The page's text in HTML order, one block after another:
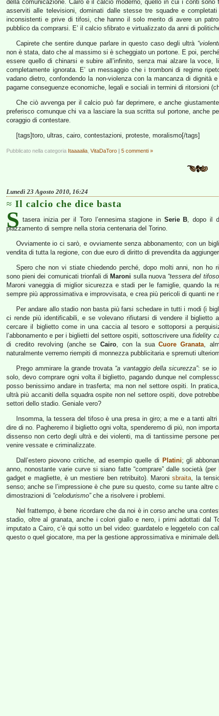
della comunicazione. Cairo è il calcio moderno, quello in cui i conti
asserviti alle televisioni, dominati dalle stesse tre squadre e
inconsistenti e prive di tifosi, che hanno il solo merito di avere un
pubblico da comprarsi. E’ il calcio sfibrato e virtualizzato da anni di
Capirete che sentire dunque parlare in questo caso degli ultrà
non è stata, dato che al massimo si è scheggiato un portone. E poi,
essere quello di chinarsi e subire all’infinito, senza mai alzare la
completamente ignorata. E’ un messaggio che i tromboni di regime
vadano dietro, confondendo la non-violenza con la mancanza di dignità
pagarne conseguenze economiche, legali e sociali in termini di ritorsioni
Che ciò avvenga per il calcio può far deprimere, e anche
preferisco comunque chi va a lasciare la sua scritta sul portone, anche
coraggio di contestare.
[tags]toro, ultras, cairo, contestazioni, proteste, moralismo[/tags]
Pubblicato nella categoria Itaaaalia VitaDaToro | 5 commenti »
Lunedì 23 Agosto 2010, 16:24
Il calcio che dice basta
S tasera inizia per il Toro l’ennesima stagione in Serie B, dopo il
piazzamento di sempre nella storia centenaria del Torino.
Ovviamente io ci sarò, e ovviamente senza abbonamento; con un
vendita di tutta la regione, con due euro di diritto di prevendita da
Spero che non vi stiate chiedendo perché, dopo molti anni, non ho
sono pieni dei comunicati trionfali di Maroni sulla nuova “tessera del
Maroni vaneggia di miglior sicurezza e stadi per le famiglie, quando la
sempre più approssimativa e improvvisata, e crea più pericoli di quanti ne
Per andare allo stadio non basta più farsi schedare in tutti i modi (i
ci rende più identificabili, e se volevano rifiutarsi di vendere il biglietto
cercare il biglietto come in una caccia al tesoro e sottoporsi a
l’abbonamento e per i biglietti del settore ospiti, sottoscrivere unafidelity
di credito revolving (anche se Cairo, con la suaCuore Granata,
naturalmente verremo riempiti di monnezza pubblicitaria e spremuti
Prego ammirare la grande trovata “a vantaggio della sicurezza”: se io
solo, devo comprare ogni volta il biglietto, pagando dunque nel
posso benissimo andare in trasferta; ma non nel settore ospiti. In
ultrà più accaniti della squadra ospite non nel settore ospiti, dove
settori dello stadio. Geniale vero?
Insomma, la tessera del tifoso è una presa in giro; a me e a tanti
dire di no. Pagheremo il biglietto ogni volta, spenderemo di più, non
dissenso non certo degli ultrà e dei violenti, ma di tantissime persone
venire vessate e criminalizzate.
Dall’estero piovono critiche, ad esempio quelle di Platini; gli
anno, nonostante varie curve si siano fatte “comprare” dalle società
gadget e magliette, è un mestiere ben retribuito). Maronisbraita, la
senso; anche se l’impressione è che pure su questo, come su tante
dimostrazioni di “celodurismo”che a risolvere i problemi.
Nel frattempo, è bene ricordare che da noi è in corso anche una
stadio, oltre al granata, anche i colori giallo e nero, i primi adottati dal
imputato a Cairo, c’è qui sotto un bel video: guardatelo e leggetelo con
questo o quel giocatore, ma per la gestione approssimativa e minimale